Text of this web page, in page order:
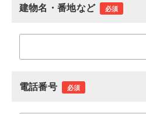
建物名・番地など 必須
電話番号 必須